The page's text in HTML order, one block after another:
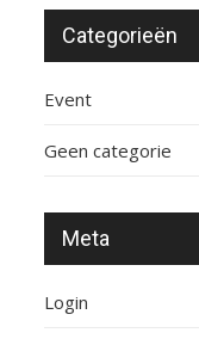
Categorieën
Event
Geen categorie
Meta
Login